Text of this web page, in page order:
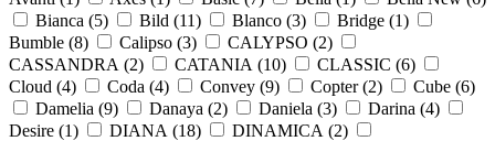
Bianca (5) Bild (11) Blanco (3) Bridge (1)
Bumble (8) Calipso (3) CALYPSO (2)
CASSANDRA (2) CATANIA (10) CLASSIC (6)
Cloud (4) Coda (4) Convey (9) Copter (2) Cube (6)
Damelia (9) Danaya (2) Daniela (3) Darina (4)
Desire (1) DIANA (18) DINAMICA (2)